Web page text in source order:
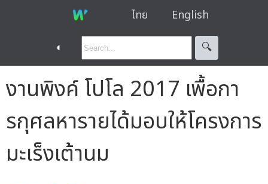
ไทย English
◐ 🔍︎
งานพิงค์ โปโล 2017 เพื้อกา
รกุศลหารายได้มอบให้โครงการ
มะเร็งเต้านม